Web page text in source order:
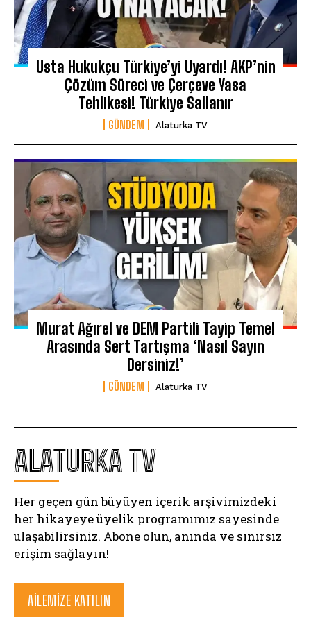
Usta Hukukçu Türkiye’yi Uyardı! AKP’nin
Çözüm Süreci ve Çerçeve Yasa
Tehlikesi! Türkiye Sallanır
GÜNDEM Alaturka TV
Murat Ağırel ve DEM Partili Tayip Temel
Arasında Sert Tartışma ‘Nasıl Sayın
Dersiniz!’
GÜNDEM Alaturka TV
ALATURKA TV
Her geçen gün büyüyen içerik arşivimizdeki
her hikayeye üyelik programımız sayesinde
ulaşabilirsiniz. Abone olun, anında ve sınırsız
erişim sağlayın!
AILEMIZE KATILIN